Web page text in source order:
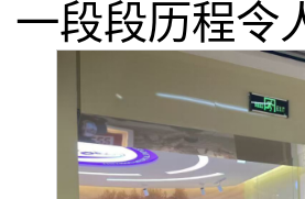
一段段历程令